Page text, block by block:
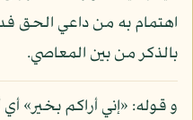
اهتمام به من داعي الحق
بالذكر من بين المعاصي.
و قوله: «إني أراكم بخير»